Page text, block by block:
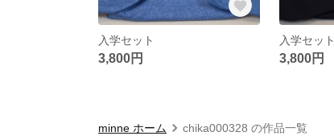
入学セット
3,800円
入学セット
3,800円
minne ホーム chika000328 の作品一覧